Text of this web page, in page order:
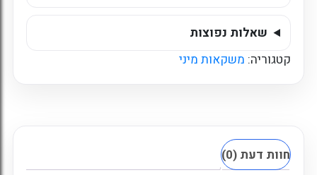
שאלות נפוצות
קטגוריה: משקאות מיני
חוות דעת (0)